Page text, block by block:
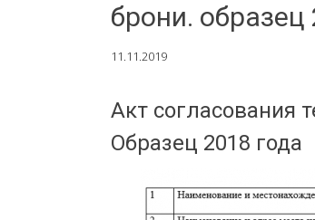
брони. образец
11.11.2019
Акт согласования
Образец 2018 года